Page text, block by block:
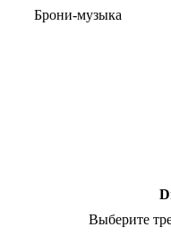
Брони-музыка
Выберите